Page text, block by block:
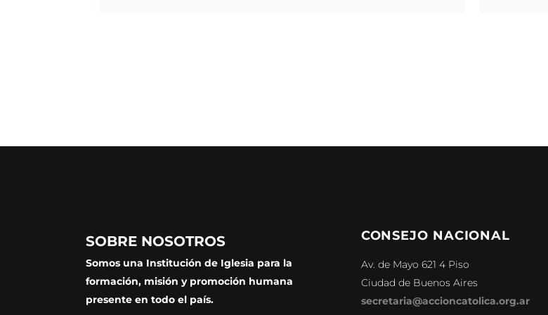
SOBRE NOSOTROS
Somos una Institución de Iglesia para la
formación, misión y promoción humana
presente en todo el país.
CONSEJO NACIONAL
Av. de Mayo 621 4 Piso
Ciudad de Buenos Aires
secretaria@accioncatolica.org.ar